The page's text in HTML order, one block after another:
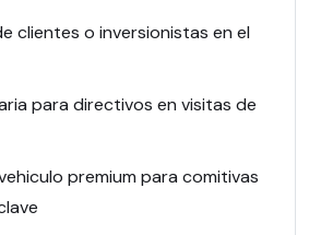
clientes o inversionistas en el
para directivos en visitas de
premium para comitivas